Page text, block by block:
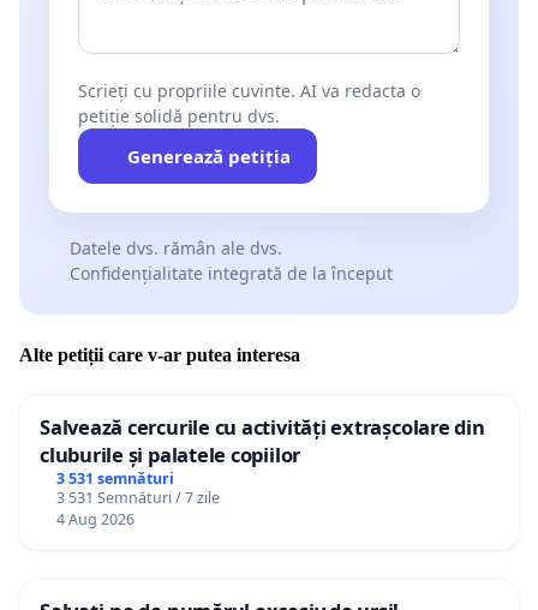
Scrieți cu propriile cuvinte. AI va redacta o
petiție solidă pentru dvs.
Generează petiția
Datele dvs. rămân ale dvs.
Confidențialitate integrată de la început
Alte petiții care v-ar putea interesa
Salvează cercurile cu activități extrașcolare din
cluburile și palatele copiilor
3 531 semnături
3 531 Semnături / 7 zile
4 Aug 2026